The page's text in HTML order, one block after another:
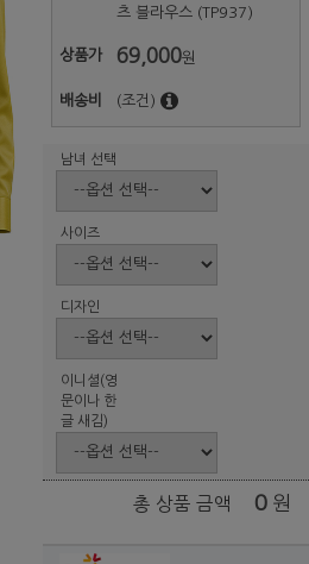
츠 블라우스 (TP937)
상품가 69,000원
배송비 (조건)
남녀 선택
사이즈
디자인
이니셜(영
문이나 한
글 새김)
총 상품 금액 0 원